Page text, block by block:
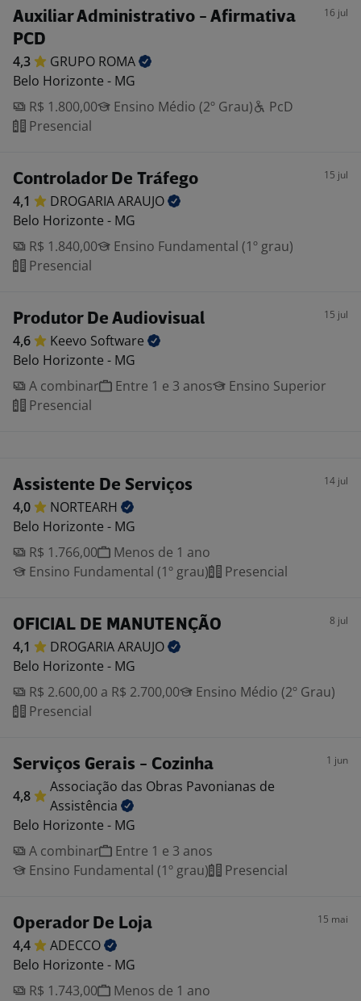
Auxiliar Administrativo - Afirmativa
PCD
16 jul
4,3 GRUPO ROMA
Belo Horizonte - MG
R$ 1.800,00
Ensino Médio (2º Grau)
PcD
Presencial
Controlador De Tráfego 15 jul
4,1 DROGARIAARAUJO
Belo Horizonte - MG
R$ 1.840,00
Ensino Fundamental (1º grau)
Presencial
Produtor De Audiovisual 15 jul
4,6 Keevo Software
Belo Horizonte - MG
A combinar
Entre 1 e 3 anos
Ensino Superior
Presencial
Assistente De Serviços 14 jul
4,0
NORTEARH
Belo Horizonte - MG
R$ 1.766,00
Menos de 1 ano
Ensino Fundamental (1º grau)
Presencial
OFICIAL DE MANUTENÇÃO 8 jul
4,1 DROGARIAARAUJO
Belo Horizonte - MG
R$ 2.600,00 a R$ 2.700,00
Ensino Médio (2º Grau)
Presencial
Serviços Gerais - Cozinha 1 jun
4,8
Associação das Obras Pavonianas de
Assistência
Belo Horizonte - MG
A combinar
Entre 1 e 3 anos
Ensino Fundamental (1º grau)
Presencial
Operador De Loja 15 mai
4,4
ADECCO
Belo Horizonte - MG
R$ 1.743,00
Menos de 1 ano